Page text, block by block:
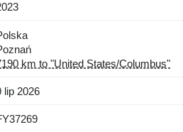
km to "United States/Columbus"
lip 2026